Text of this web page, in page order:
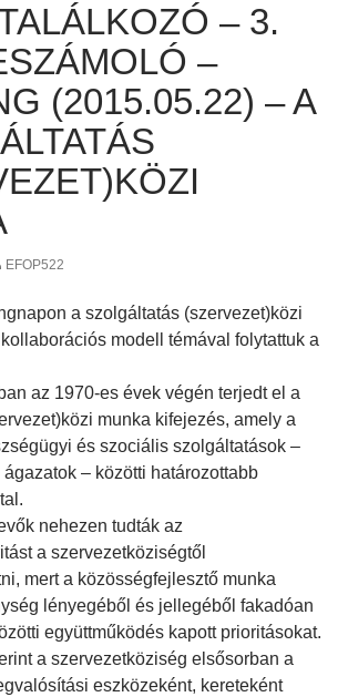
– 3.
–
(2015.05.22) – A
EFOP522
a szolgáltatás (szervezet)közi
modell témával folytattuk a
az 1970-es évek végén terjedt el a
munka kifejezés, amely a
és szociális szolgáltatások –
– közötti határozottabb
nehezen tudták az
a szervezetköziségtől
mert a közösségfejlesztő munka
lényegéből és jellegéből fakadóan
együttműködés kapott prioritásokat.
a szervezetköziség elsősorban a
eszközeként, kereteként